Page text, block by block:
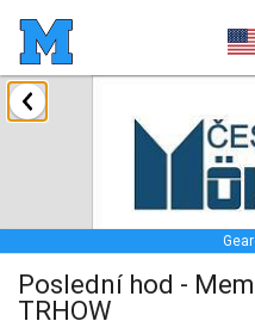
Poslední hod -
TRHOW
januari 2020
New Year's Throw
Tsjechië
Tournoi Mixte
11 jan. 2020| Frankrijk